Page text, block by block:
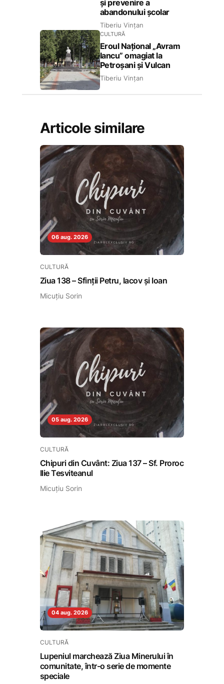
și prevenire a
abandonului școlar
Tiberiu Vințan
CULTURĂ
Eroul Național „Avram
Iancu” omagiat la
Petroșani și Vulcan
Tiberiu Vințan
Articole similare
06 aug. 2026
CULTURĂ
Ziua 138 – Sfinții Petru, Iacov și Ioan
Micuțiu Sorin
05 aug. 2026
CULTURĂ
Chipuri din Cuvânt: Ziua 137 – Sf. Proroc
Ilie Tesviteanul
Micuțiu Sorin
04 aug. 2026
CULTURĂ
Lupeniul marchează Ziua Minerului în
comunitate, într-o serie de momente
speciale